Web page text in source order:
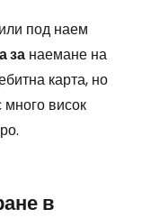
под наем
за наемане на
карта, но
висок
в